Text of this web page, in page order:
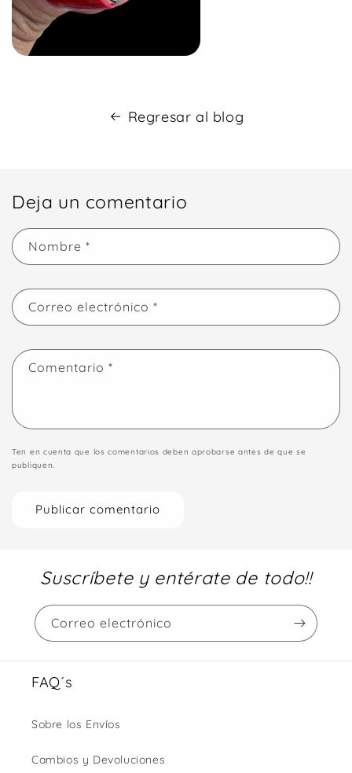
Regresar al blog
Deja un comentario
Nombre *
Correo electrónico *
Comentario *
Ten en cuenta que los comentarios deben aprobarse antes de que se
publiquen.
Suscríbete y entérate de todo!!
Correo electrónico
FAQ´s
Sobre los Envíos
Cambios y Devoluciones